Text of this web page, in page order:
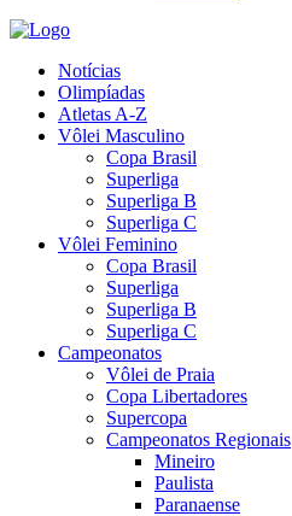
Notícias
Olimpíadas
Atletas A-Z
Vôlei Masculino
Copa Brasil
Superliga
Superliga B
Superliga C
Vôlei Feminino
Copa Brasil
Superliga
Superliga B
Superliga C
Campeonatos
Vôlei de Praia
Copa Libertadores
Supercopa
Campeonatos Regionais
Mineiro
Paulista
Paranaense